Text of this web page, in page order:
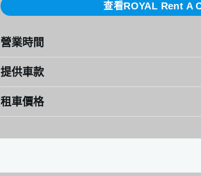
那霸國際通
ASHIBINAA Outlet
查看ROYAL Rent A
營業時間
地址：沖繩県豊見城市市座安３１５－７
提供車款
TOYOTA：ALPHARD（七人座）、Roomy、Yaris
租車價格